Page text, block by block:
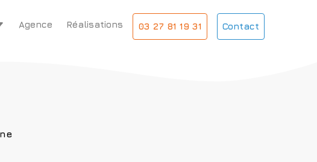
Agence Réalisations 03 27 81 19 31 Contact